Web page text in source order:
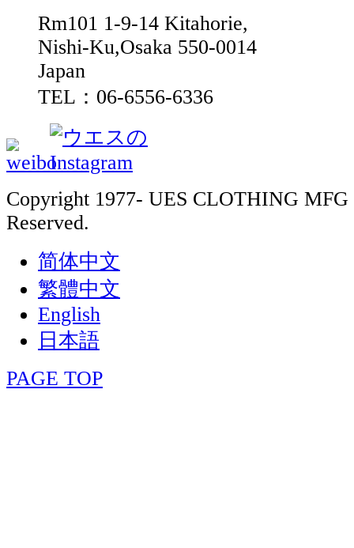
Rm101 1-9-14 Kitahorie,
Nishi-Ku,Osaka 550-0014
Japan
TEL：06-6556-6336
Copyright 1977- UES CLOTHING
Reserved.
简体中文
繁體中文
English
日本語
PAGE TOP